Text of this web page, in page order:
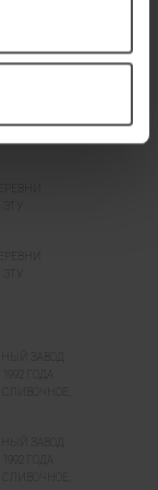
ЕСТЬ. И МЫ
ЗАВОД
ГОДА
ЗАВОД
ГОДА